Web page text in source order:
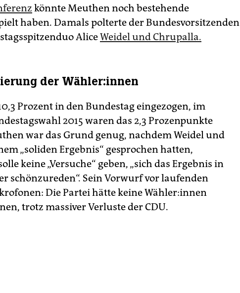
könnte Meuthen noch bestehende
haben. Damals polterte der Bundesvorsitzenden
AliceWeidel und Chrupalla.
der Wäh­le­r:in­nen
Prozent in den Bundestag eingezogen, im
2015 waren das 2,3 Prozenpunkte
war das Grund genug, nachdem Weidel und
„soliden Ergebnis“ gesprochen hatten,
keine „Versuche“ geben, „sich das Ergebnis in
schönzureden“. Sein Vorwurf vor laufenden
Die Partei hätte keine Wäh­le­r:in­nen
trotz massiver Verluste der CDU.